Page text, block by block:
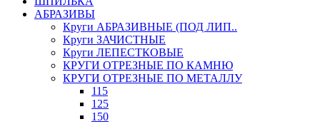
АБРАЗИВЫ
Круги АБРАЗИВНЫЕ (ПОД ЛИП..
Круги ЗАЧИСТНЫЕ
Круги ЛЕПЕСТКОВЫЕ
КРУГИ ОТРЕЗНЫЕ ПО КАМНЮ
КРУГИ ОТРЕЗНЫЕ ПО МЕТАЛЛУ
115
125
150